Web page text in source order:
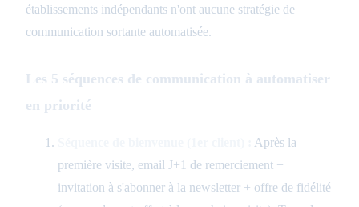
établissements indépendants n'ont aucune stratégie de
communication sortante automatisée.
Les 5 séquences de communication à automatiser
en priorité
Après la
première visite, email J+1 de remerciement +
invitation à s'abonner à la newsletter + offre de fidélité